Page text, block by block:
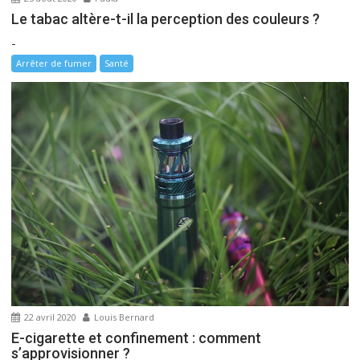
c
e
Le tabac altère-t-il la perception des couleurs ?
-
Arrêter de fumer Santé
22 avril 2020 Louis Bernard
E-cigarette et confinement : comment
s’approvisionner ?